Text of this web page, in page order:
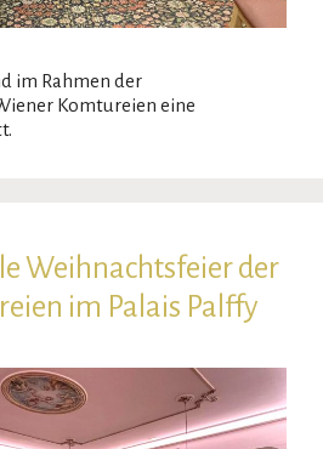
im Rahmen der
Komtureien eine
Weihnachtsfeier der
im Palais Palffy